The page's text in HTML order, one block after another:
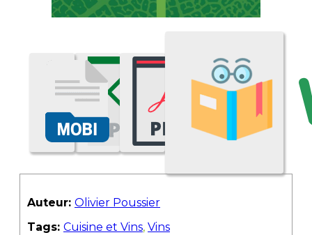
Auteur: Olivier Poussier
Tags: Cuisine et Vins, Vins